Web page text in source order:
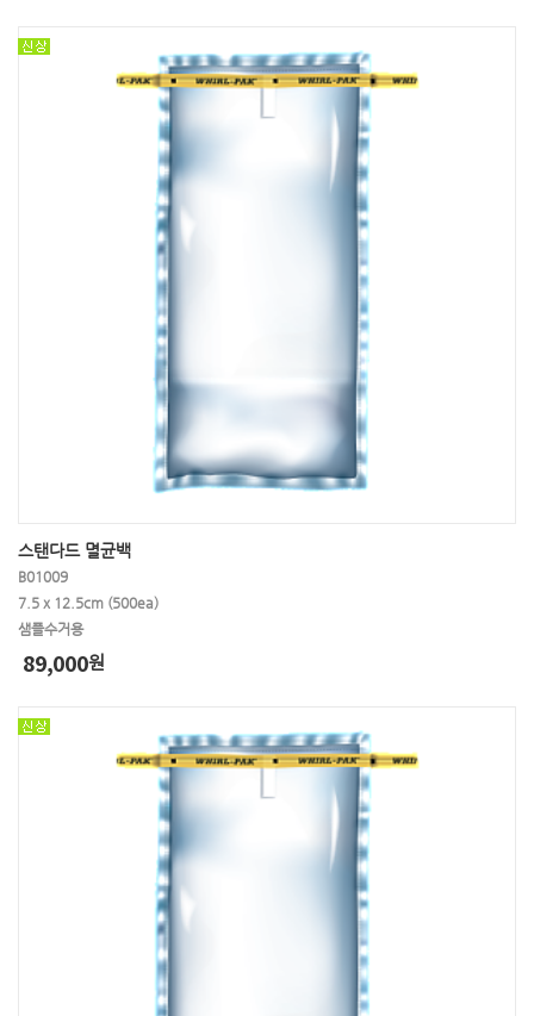
스탠다드 멸균백
B01009
7.5 x 12.5cm (500ea)
샘플수거용
89,000원